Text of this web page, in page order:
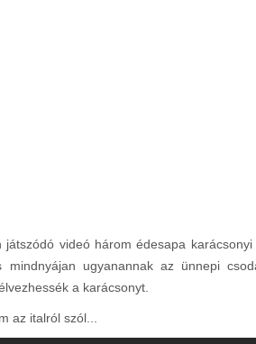
videó három édesapa karácsonyi
ugyanannak az ünnepi
a karácsonyt.
az italról szól...